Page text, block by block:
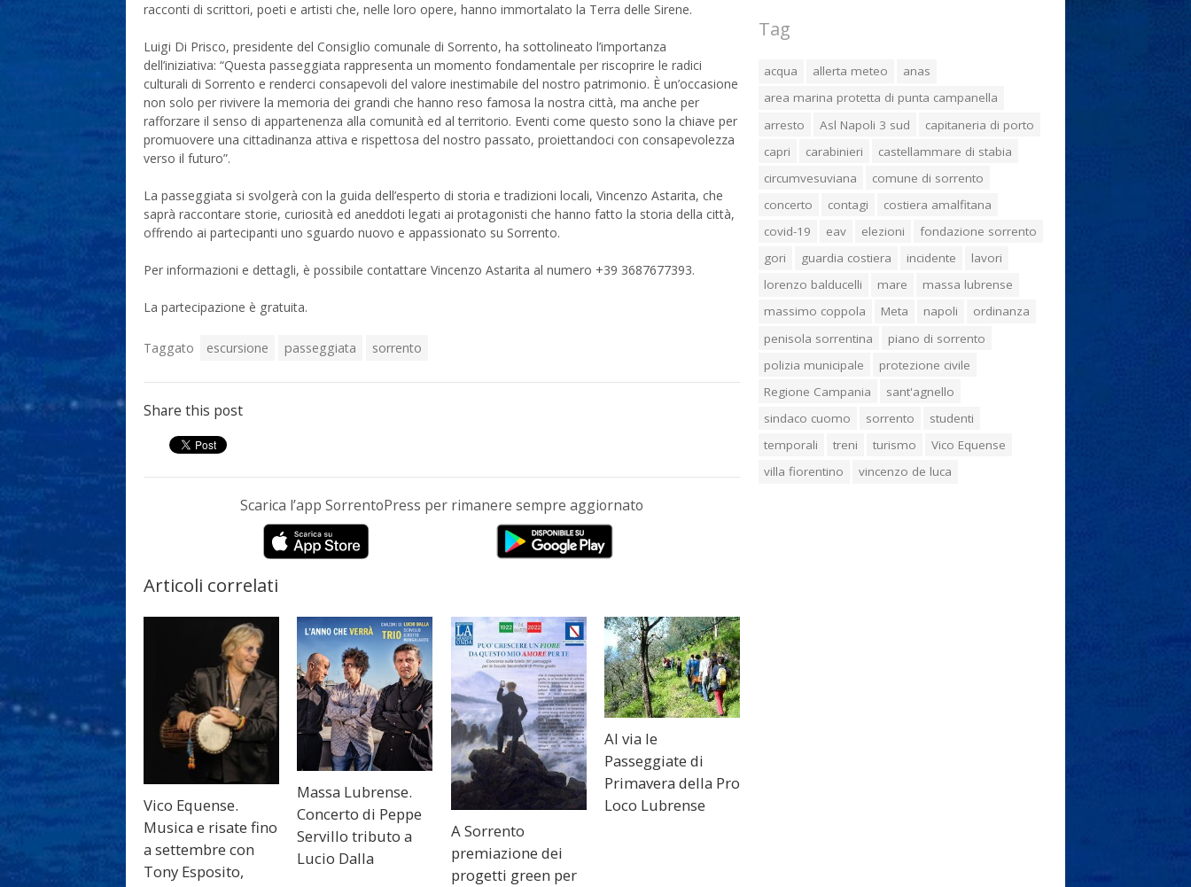
racconti di scrittori, poeti e artisti che, nelle loro opere, hanno immortalato la Terra delle Sirene.
Luigi Di Prisco, presidente del Consiglio comunale di Sorrento, ha sottolineato l’importanza
dell’iniziativa: “Questa passeggiata rappresenta un momento fondamentale per riscoprire le radici
culturali di Sorrento e renderci consapevoli del valore inestimabile del nostro patrimonio. È un’occasione
non solo per rivivere la memoria dei grandi che hanno reso famosa la nostra città, ma anche per
rafforzare il senso di appartenenza alla comunità ed al territorio. Eventi come questo sono la chiave per
promuovere una cittadinanza attiva e rispettosa del nostro passato, proiettandoci con consapevolezza
verso il futuro”.
La passeggiata si svolgerà con la guida dell’esperto di storia e tradizioni locali, Vincenzo Astarita, che
saprà raccontare storie, curiosità ed aneddoti legati ai protagonisti che hanno fatto la storia della città,
offrendo ai partecipanti uno sguardo nuovo e appassionato su Sorrento.
Per informazioni e dettagli, è possibile contattare Vincenzo Astarita al numero +39 3687677393.
La partecipazione è gratuita.
Taggato escursione passeggiata sorrento
Share this post
Scarica l’app SorrentoPress per rimanere sempre aggiornato
Articoli correlati
Vico Equense.
Musica e risate fino
a settembre con
Tony Esposito,
Massa Lubrense.
Concerto di Peppe
Servillo tributo a
Lucio Dalla
A Sorrento
premiazione dei
progetti green per
Al via le
Passeggiate di
Primavera della Pro
Loco Lubrense
Tag
acqua allerta meteo
anas
area marina protetta di punta campanella
arresto
Asl Napoli 3 sud
capitaneria di porto
capri
carabinieri
castellammare di stabia
circumvesuviana
comune di sorrento
concerto
contagi
costiera amalfitana
covid-19
eav elezioni
fondazione sorrento
gori
guardia costiera incidente
lavori
lorenzo balducelli
mare
massa lubrense
massimo coppola
Meta napoli
ordinanza
penisola sorrentina
piano di sorrento
polizia municipale
protezione civile
Regione Campania
sant'agnello
sindaco cuomo
sorrento
studenti
temporali
treni turismo
Vico Equense
villa fiorentino
vincenzo de luca